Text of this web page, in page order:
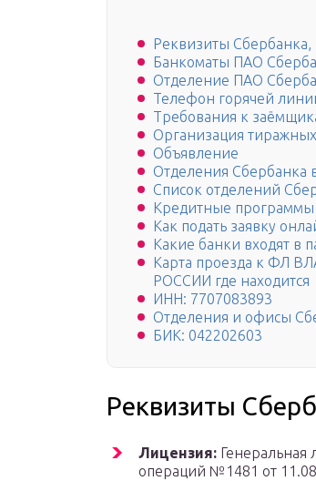
Реквизиты
Банкоматы ПАО
Отделение ПАО
Телефон горячей
Требования к
Организация
Объявление
Отделения
Список отделений
Кредитные программы
Как подать заявку
Какие банки входят в
Карта проезда к ФЛ
РОССИИ где находится
ИНН: 7707083893
Отделения и офисы
БИК: 042202603
Реквизиты
Лицензия: Генеральная
операций №1481 от